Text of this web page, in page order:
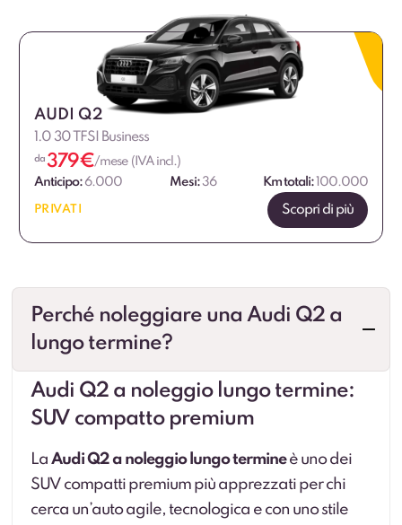
AUDI Q2
1.0 30 TFSI Business
da 379€/mese (IVA incl.)
Anticipo: 6.000 Mesi:36 Km totali: 100.000
PRIVATI Scopri di più
Perché noleggiare una Audi Q2 a
lungo termine?
Audi Q2 a noleggio lungo termine:
SUV compatto premium
LaAudi Q2 a noleggio lungo termineè uno dei
SUV compatti premium più apprezzati per chi
cerca un’auto agile, tecnologica e con uno stile